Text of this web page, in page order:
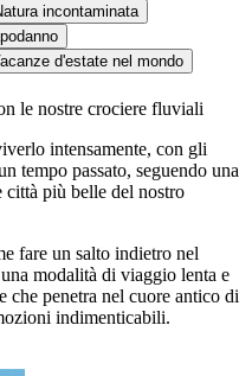
incontaminata
d'estate nel mondo
le nostre crociere fluviali
intensamente, con gli
tempo passato, seguendo una
città più belle del nostro
fare un salto indietro nel
modalità di viaggio lenta e
che penetra nel cuore antico di
indimenticabili.